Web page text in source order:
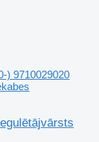
) 9710029020